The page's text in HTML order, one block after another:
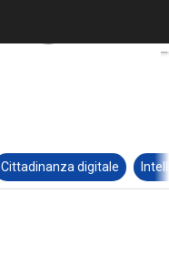
Cittadinanza digitale